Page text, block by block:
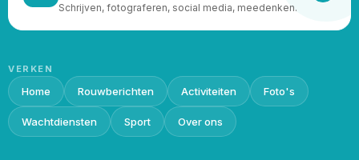
Schrijven, fotograferen, social media, meedenken.
VERKEN
Home Rouwberichten Activiteiten Foto's
Wachtdiensten Sport Over ons